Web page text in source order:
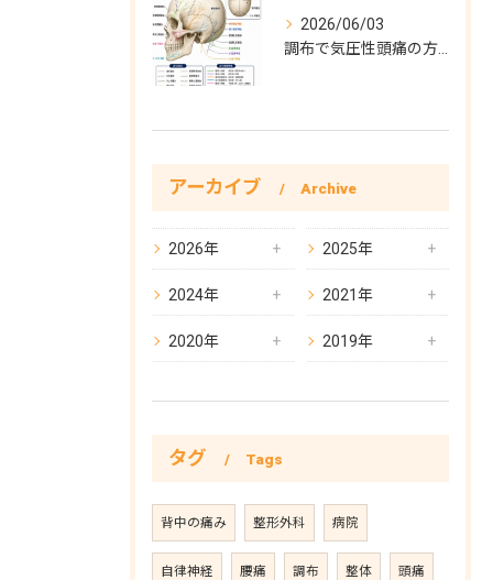
2026/06/03
アーカイブ Archive
2026年 2025年
2024年 2021年
2020年 2019年
タグ Tags
背中の痛み 整形外科 病院
自律神経 腰痛 調布 整体 頭痛